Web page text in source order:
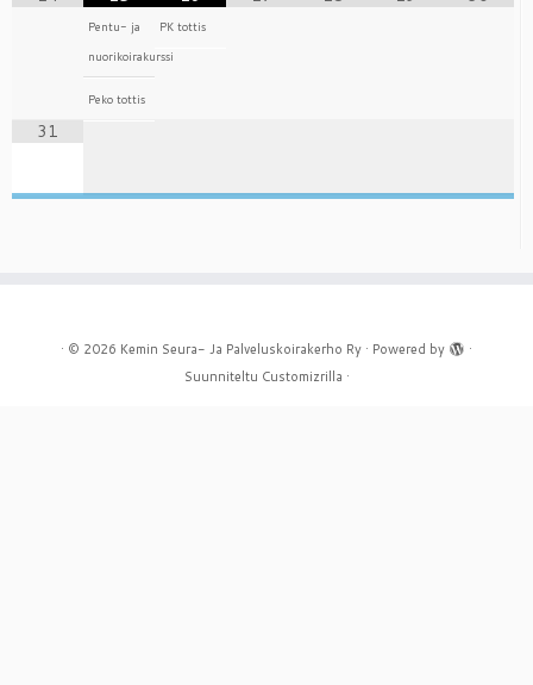
Pentu- ja
nuorikoirakurssi
Peko tottis
PK tottis
31
· © 2026 Kemin Seura- Ja Palveluskoirakerho Ry · Powered by
·
Suunniteltu Customizrilla ·